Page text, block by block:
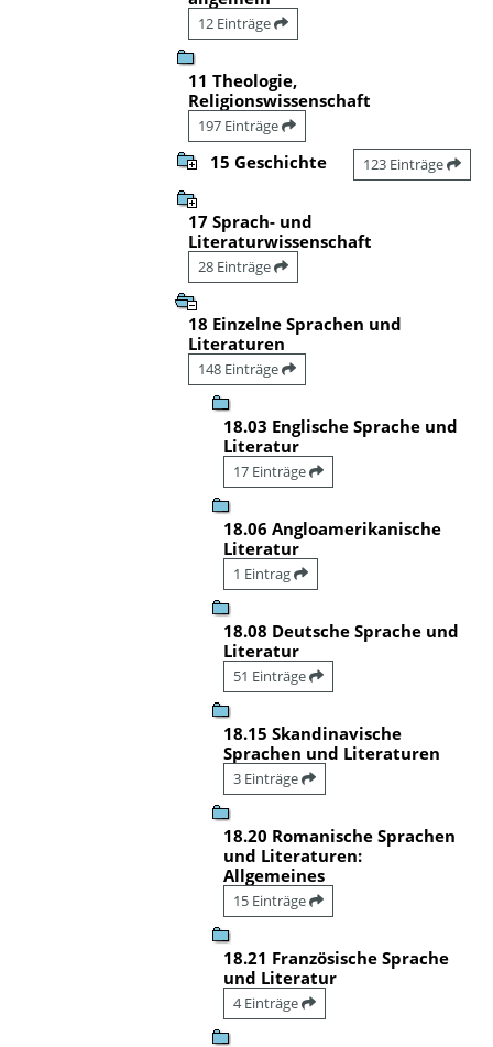
12 Einträge
11 Theologie,
Religionswissenschaft
197 Einträge
15 Geschichte 123 Einträge
17 Sprach- und
Literaturwissenschaft
28 Einträge
18 Einzelne Sprachen und
Literaturen
148 Einträge
18.03 Englische Sprache und
Literatur
17 Einträge
18.06 Angloamerikanische
Literatur
1 Eintrag
18.08 Deutsche Sprache und
Literatur
51 Einträge
18.15 Skandinavische
Sprachen und Literaturen
3 Einträge
18.20 Romanische Sprachen
und Literaturen:
Allgemeines
15 Einträge
18.21 Französische Sprache
und Literatur
4 Einträge